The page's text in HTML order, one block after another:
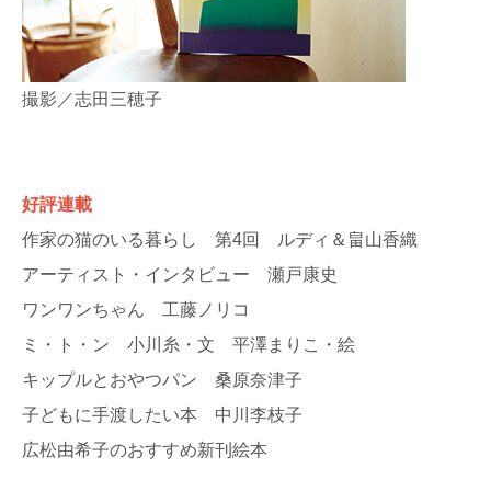
撮影／志田三穂子
好評連載
作家の猫のいる暮らし 第4回 ルディ＆畠山香織
アーティスト・インタビュー 瀬戸康史
ワンワンちゃん 工藤ノリコ
ミ・ト・ン 小川糸・文 平澤まりこ・絵
キップルとおやつパン 桑原奈津子
子どもに手渡したい本 中川李枝子
広松由希子のおすすめ新刊絵本